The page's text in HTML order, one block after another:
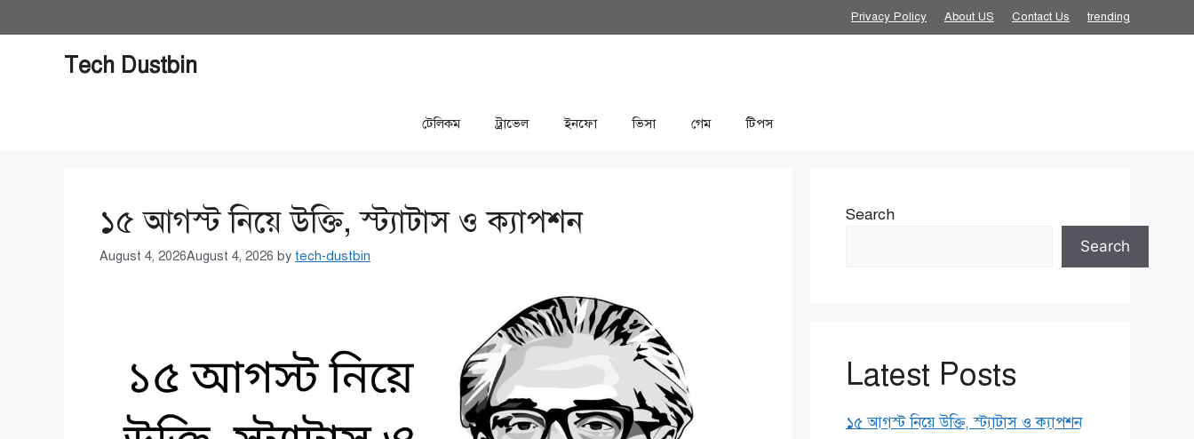
to
Privacy Policy About US Contact Us trending
Tech Dustbin
টেলিকম ট্রাভেল ইনফো ভিসা গেম টিপস
১৫ আগস্ট নিয়ে উক্তি, স্ট্যাটাস ও ক্যাপশন
August 4, 2026August 4, 2026 by tech-dustbin
Search
Search
Latest Posts
১৫ আগস্ট নিয়ে উক্তি, স্ট্যাটাস ও ক্যাপশন